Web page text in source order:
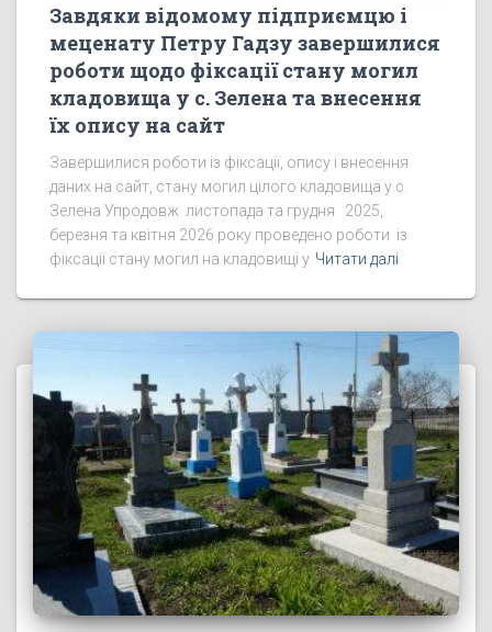
Завдяки відомому підприємцю і
меценату Петру Гадзу завершилися
роботи щодо фіксації стану могил
кладовища у с. Зелена та внесення
їх опису на сайт
Завершилися роботи із фіксації, опису і внесення
даних на сайт, стану могил цілого кладовища у с.
Зелена Упродовж листопада та грудня 2025,
березня та квітня 2026 року проведено роботи із
фіксації стану могил на кладовищі у Читати далі